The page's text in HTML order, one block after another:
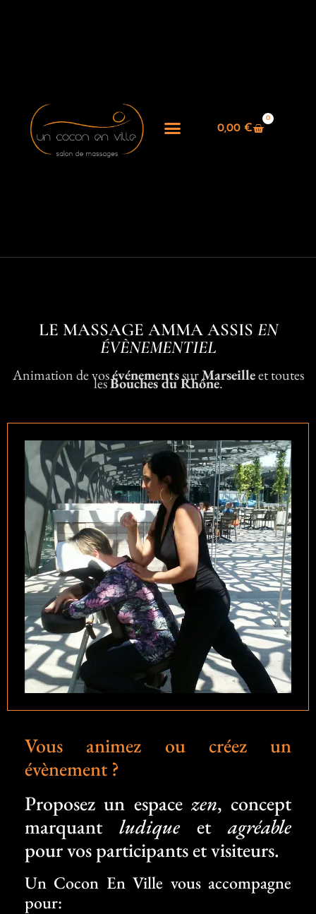
0,00 €
0
LE MASSAGE AMMA ASSIS EN
ÉVÈNEMENTIEL
Animation de vosévénementssurMarseilleet toutes
lesBouches du Rhône.
Vous animez ou créez un
évènement ?
Proposez un espace zen, concept
marquant ludique etagréable
pour vos participants et visiteurs.
Un Cocon En Ville vous accompagne
pour: